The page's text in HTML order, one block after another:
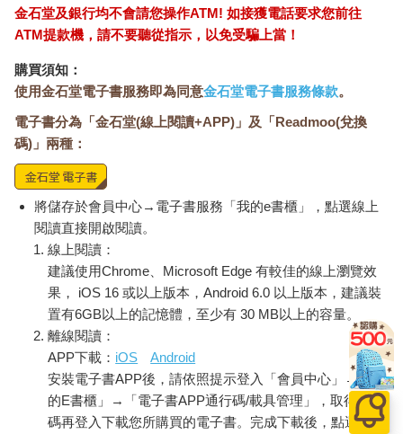
金石堂及銀行均不會請您操作ATM! 如接獲電話要求您前往
ATM提款機，請不要聽從指示，以免受騙上當！
購買須知：
使用金石堂電子書服務即為同意金石堂電子書服務條款。
電子書分為「金石堂(線上閱讀+APP)」及「Readmoo(兌換
碼)」兩種：
將儲存於會員中心→電子書服務「我的e書櫃」，點選線上
閱讀直接開啟閱讀。
線上閱讀：
建議使用Chrome、Microsoft Edge 有較佳的線上瀏覽效
果， iOS 16 或以上版本，Android 6.0 以上版本，建議裝
置有6GB以上的記憶體，至少有 30 MB以上的容量。
離線閱讀：
APP下載： iOS
Android
安裝電子書APP後，請依照提示登入「會員中心」→「我
的E書櫃」→「電子書APP通行碼/載具管理」，取得通行
碼再登入下載您所購買的電子書。完成下載後，點選任一